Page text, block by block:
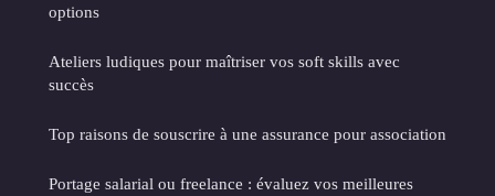
options
Ateliers ludiques pour maîtriser vos soft skills avec
succès
Top raisons de souscrire à une assurance pour association
Portage salarial ou freelance : évaluez vos meilleures